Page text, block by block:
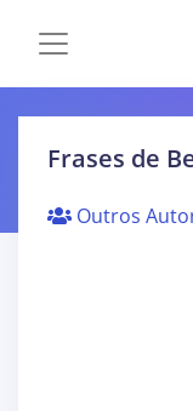
Frases de
Outros